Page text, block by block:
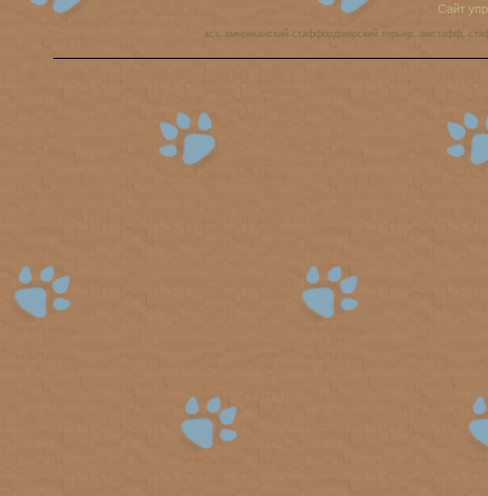
Сайт
аст, американский стаффордширский терьер, амстафф,